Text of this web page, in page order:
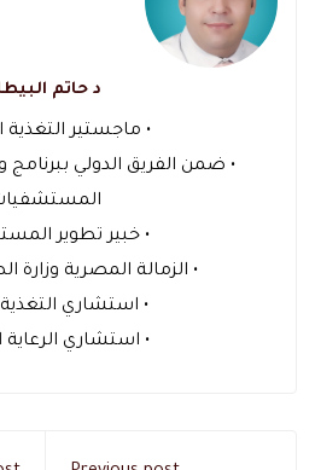
د حاتم
• ماجستير التغذية
• ضمن الفريق الدولي ببرنامج
• خبير تطوير
• الزمالة المصرية وزارة
• استشاري
• استشاري